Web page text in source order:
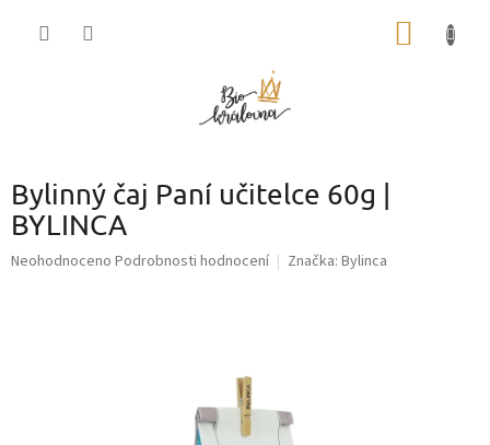
Bylinný čaj Paní učitelce 60g |
BYLINCA
Průměrné
Neohodnoceno Podrobnosti hodnocení Značka: Bylinca